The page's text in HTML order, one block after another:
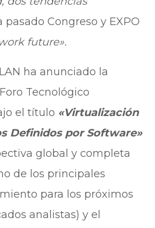
pasado Congreso y EXPO
future».
ha anunciado la
Tecnológico
el título «Virtualización
Definidos por Software»
global y completa
de los principales
para los próximos
analistas) y el